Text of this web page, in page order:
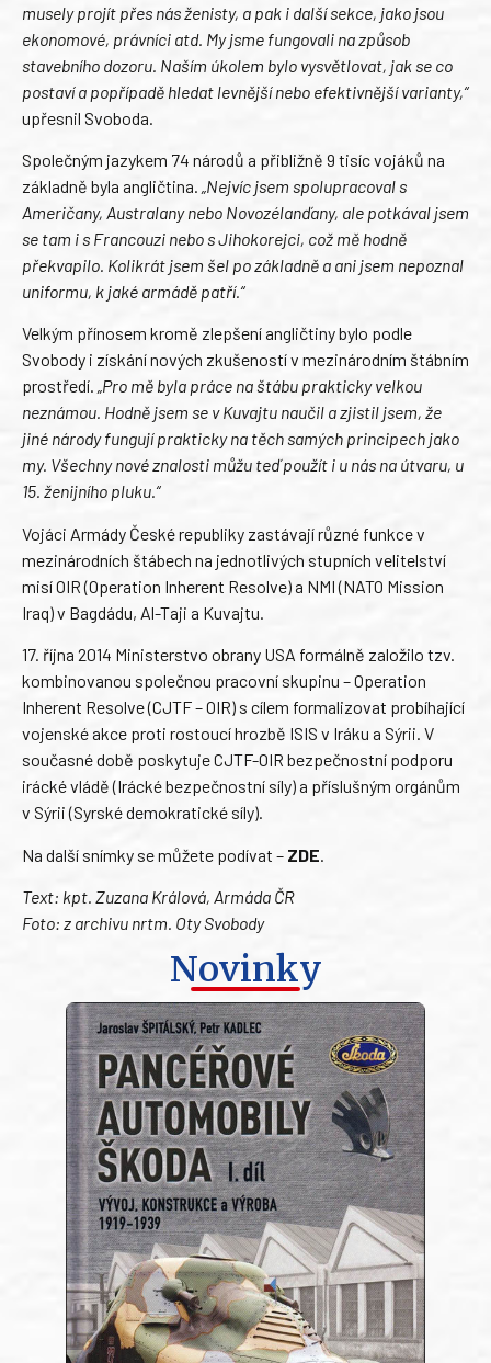
musely projít přes nás ženisty, a pak i další sekce, jako jsou
ekonomové, právníci atd. My jsme fungovali na způsob
stavebního dozoru. Naším úkolem bylo vysvětlovat, jak se co
postaví a popřípadě hledat levnější nebo efektivnější varianty,“
upřesnil Svoboda.
Společným jazykem 74 národů a přibližně 9 tisíc vojáků na
základně byla angličtina. „Nejvíc jsem spolupracoval s
Američany, Australany nebo Novozélanďany, ale potkával jsem
se tam i s Francouzi nebo s Jihokorejci, což mě hodně
překvapilo. Kolikrát jsem šel po základně a ani jsem nepoznal
uniformu, k jaké armádě patří.“
Velkým přínosem kromě zlepšení angličtiny bylo podle
Svobody i získání nových zkušeností v mezinárodním štábním
prostředí. „Pro mě byla práce na štábu prakticky velkou
neznámou. Hodně jsem se v Kuvajtu naučil a zjistil jsem, že
jiné národy fungují prakticky na těch samých principech jako
my. Všechny nové znalosti můžu teď použít i u nás na útvaru, u
15. ženijního pluku.“
Vojáci Armády České republiky zastávají různé funkce v
mezinárodních štábech na jednotlivých stupních velitelství
misí OIR (Operation Inherent Resolve) a NMI (NATO Mission
Iraq) v Bagdádu, Al-Taji a Kuvajtu.
17. října 2014 Ministerstvo obrany USA formálně založilo tzv.
kombinovanou společnou pracovní skupinu – Operation
Inherent Resolve (CJTF – OIR) s cílem formalizovat probíhající
vojenské akce proti rostoucí hrozbě ISIS v Iráku a Sýrii. V
současné době poskytuje CJTF-OIR bezpečnostní podporu
irácké vládě (Irácké bezpečnostní síly) a příslušným orgánům
v Sýrii (Syrské demokratické síly).
Na další snímky se můžete podívat – ZDE
Text: kpt. Zuzana Králová, Armáda ČR
Foto: z archivu nrtm. Oty Svobody
Novinky